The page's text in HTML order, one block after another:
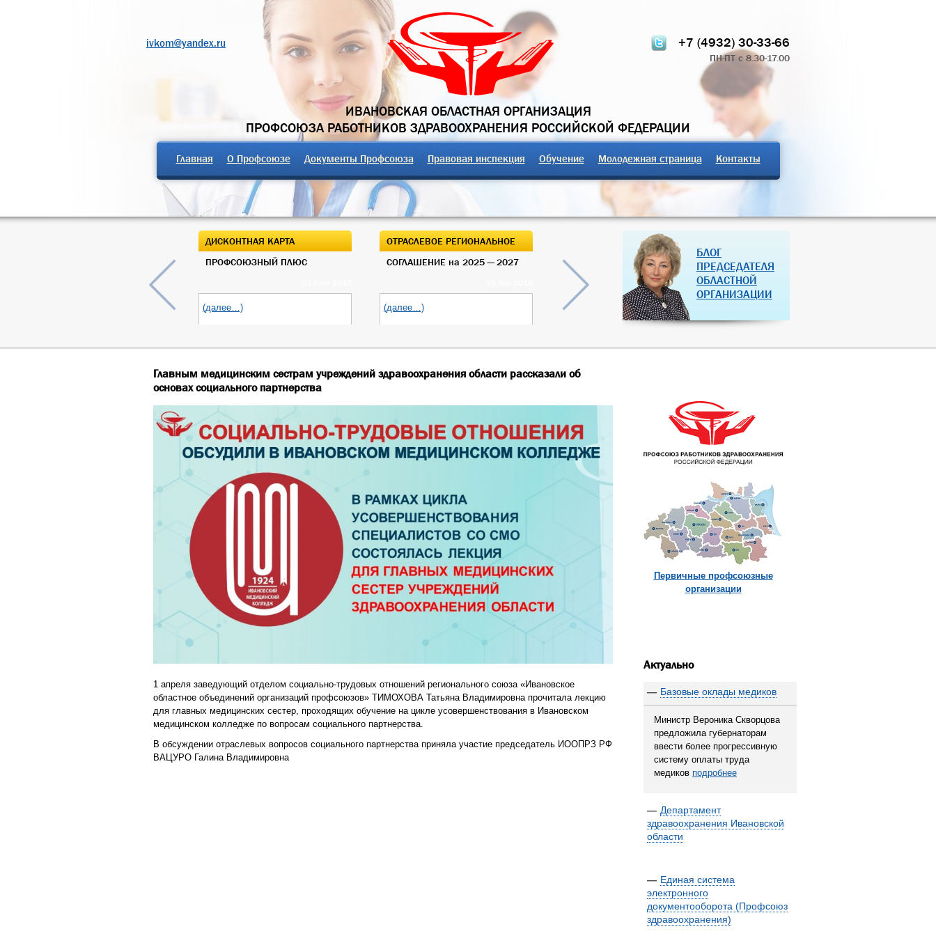
ivkom@yandex.ru +7 (4932) 30-33-66
ПН-ПТ с 8.30-17.00
ИВАНОВСКАЯ ОБЛАСТНАЯ ОРГАНИЗАЦИЯ
ПРОФСОЮЗА РАБОТНИКОВ ЗДРАВООХРАНЕНИЯ РОССИЙСКОЙ ФЕДЕРАЦИИ
Главная О Профсоюзе Документы Профсоюза Правовая инспекция Обучение Молодежная страница Контакты
ДИСКОНТНАЯ КАРТА
ПРОФСОЮЗНЫЙ ПЛЮС
(далее…)
ОТРАСЛЕВОЕ РЕГИОНАЛЬНОЕ
СОГЛАШЕНИЕ на 2025 — 2027
(далее…)
ОТКРЫТЫЙ ОТЧЁТ О РАБОТЕ
ОБЛАСТНОГО КОМИТЕТА 2024
07 Дек 2018
(далее…)
РОССИЙСКОЙ ФЕДЕРАЦИИ
БЛОГ
ПРЕДСЕДАТЕЛЯ
ОБЛАСТНОЙ
ОРГАНИЗАЦИИ
Главным медицинским сестрам учреждений здравоохранения области рассказали об
основах социального партнерства
1 апреля заведующий отделом социально-трудовых отношений регионального союза «Ивановское
областное объединений организаций профсоюзов» ТИМОХОВА Татьяна Владимировна прочитала лекцию
для главных медицинских сестер, проходящих обучение на цикле усовершенствования в Ивановском
медицинском колледже по вопросам социального партнерства.
В обсуждении отраслевых вопросов социального партнерства приняла участие председатель ИООПРЗ РФ
ВАЦУРО Галина Владимировна
Первичные профсоюзные
организации
Актуально
— Базовые оклады медиков
Министр Вероника Скворцова
предложила губернаторам
ввести более прогрессивную
систему оплаты труда
медиков подробнее
— Департамент
здравоохранения Ивановской
области
— Единая система
электронного
документооборота (Профсоюз
здравоохранения)